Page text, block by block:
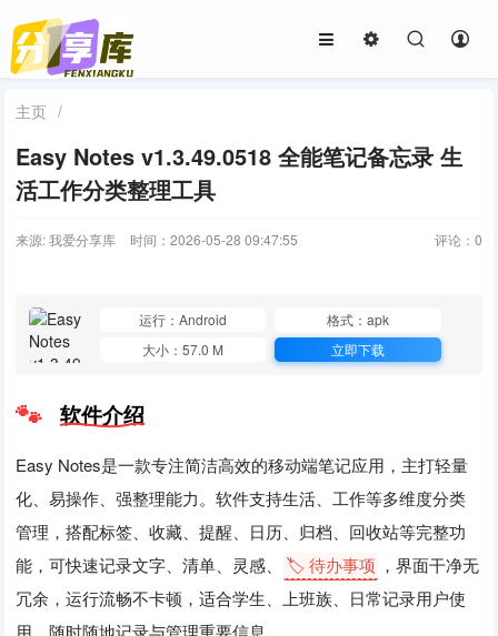
主页 /
Easy Notes v1.3.49.0518 全能笔记备忘录 生
活工作分类整理工具
来源: 我爱分享库 时间：2026-05-28 09:47:55 评论： 0
运行：Android
格式：apk
大小：57.0 M
立即下载
软件介绍
Easy Notes是一款专注简洁高效的移动端笔记应用，主打轻量
化、易操作、强整理能力。软件支持生活、工作等多维度分类
管理，搭配标签、收藏、提醒、日历、归档、回收站等完整功
能，可快速记录文字、清单、灵感、
🏷️ 待办事项 ，界面干净无
冗余，运行流畅不卡顿，适合学生、上班族、日常记录用户使
用，随时随地记录与管理重要信息。